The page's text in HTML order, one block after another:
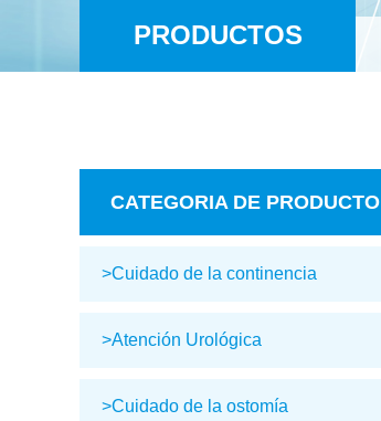
PRODUCTOS
CATEGORIA DE PRODUCTO
>Cuidado de la continencia
>Atención Urológica
>Cuidado de la ostomía